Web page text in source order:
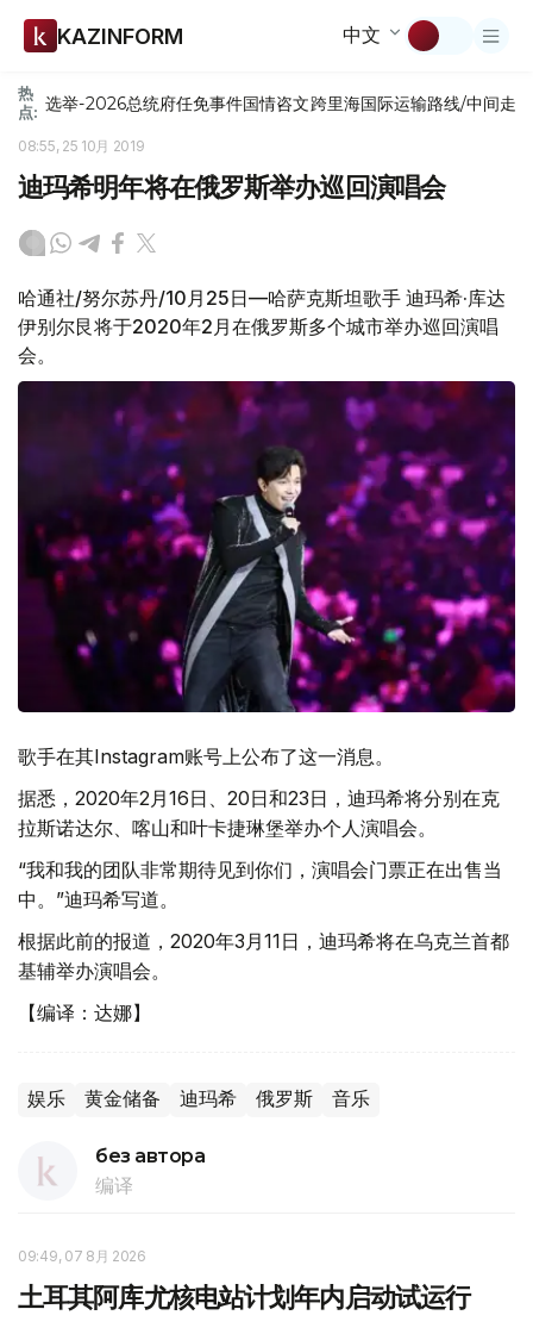
KAZINFORM 中文
热
点: 选举-2026总统府任免事件国情咨文跨里海国际运输路线/中间走廊
08:55, 25 10月 2019
迪玛希明年将在俄罗斯举办巡回演唱会
哈通社/努尔苏丹/10月25日—哈萨克斯坦歌手 迪玛希·库达
伊别尔艮将于2020年2月在俄罗斯多个城市举办巡回演唱
会。
歌手在其Instagram账号上公布了这一消息。
据悉，2020年2月16日、20日和23日，迪玛希将分别在克
拉斯诺达尔、喀山和叶卡捷琳堡举办个人演唱会。
“我和我的团队非常期待见到你们，演唱会门票正在出售当
中。”迪玛希写道。
根据此前的报道，2020年3月11日，迪玛希将在乌克兰首都
基辅举办演唱会。
【编译：达娜】
娱乐 黄金储备 迪玛希 俄罗斯 音乐
без автора
编译
09:49, 07 8月 2026
土耳其阿库尤核电站计划年内启动试运行